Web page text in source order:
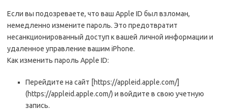
Если вы подозреваете, что ваш Apple ID был взломан,
немедленно измените пароль. Это предотвратит
несанкционированный доступ к вашей личной информации и
удаленное управление вашим iPhone.
Как изменить пароль Apple ID:
Перейдите на сайт [https://appleid.apple.com/]
(https://appleid.apple.com/) и войдите в свою учетную
запись.